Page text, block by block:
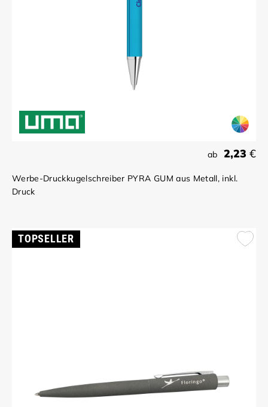
ab 2,23 €
Werbe-Druckkugelschreiber PYRA GUM aus Metall, inkl.
Druck
TOPSELLER